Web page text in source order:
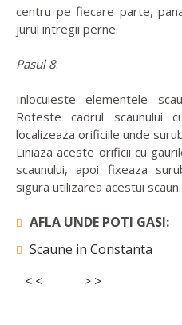
centru pe fiecare parte,
jurul intregii perne.
Pasul 8:
Inlocuieste elementele
Roteste cadrul
localizeaza orificiile unde
Liniaza aceste orificii cu
scaunului, apoi fixeaza
sigura utilizarea acestui scaun.
AFLA UNDE POTI GASI:
Scaune in Constanta
< <
> >